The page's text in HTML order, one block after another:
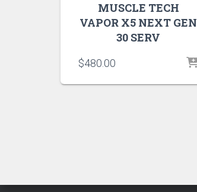
MUSCLE TECH
VAPOR X5 NEXT GEN
30 SERV
$480.00